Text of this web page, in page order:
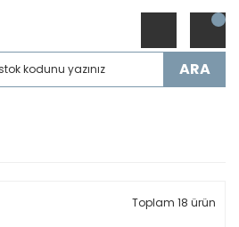
ARA
Toplam 18 ürün